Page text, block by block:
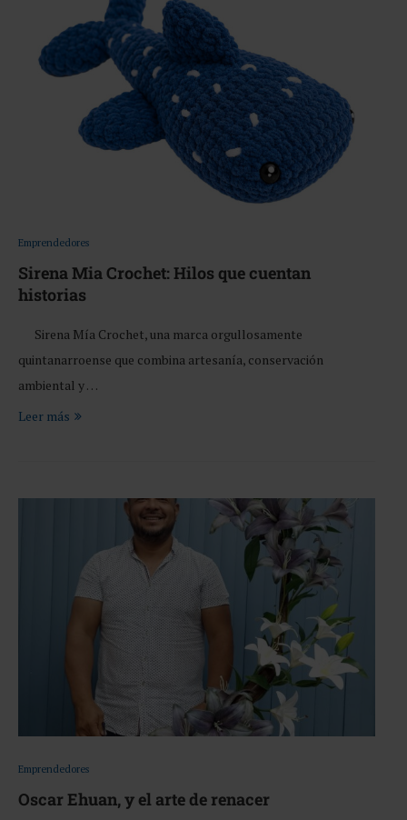
Emprendedores
Sirena Mia Crochet: Hilos que cuentan
historias
Sirena Mía Crochet, una marca orgullosamente
quintanarroense que combina artesanía, conservación
ambiental y …
Leer más
Emprendedores
Oscar Ehuan, y el arte de renacer